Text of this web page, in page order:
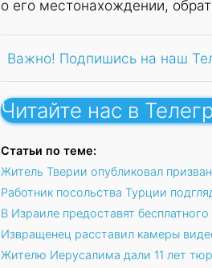
о его местонахождении,
Важно! Подпишись на наш
Читайте нас в
Статьи по теме:
Житель Тверии опубликовал
Работник посольства Турции
В Израиле предоставят
Извращенец расставил камеры
Жителю Иерусалима дали 11 лет